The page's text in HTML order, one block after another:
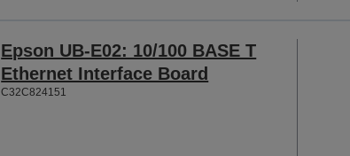
Epson UB-E02: 10/100 BASE T
Ethernet Interface Board
C32C824151